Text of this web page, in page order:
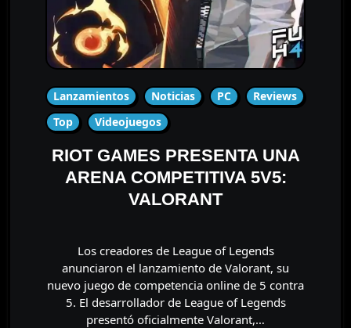
Lanzamientos Noticias PC
Reviews
Top
Videojuegos
RIOT GAMES PRESENTA UNA
ARENA COMPETITIVA 5V5:
VALORANT
Los creadores de League of Legends
anunciaron el lanzamiento de Valorant, su
nuevo juego de competencia online de 5 contra
5. El desarrollador de League of Legends
presentó oficialmente Valorant,…